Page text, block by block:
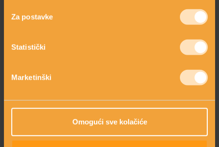
Za postavke
Statistički
Marketinški
Omogući sve kolačiće
što može doprinijeti svježem i zdravom izgledu kože.
posebno u 40-ima. Nedostatak hidratacije može rezultirati
suhom, grubom kožom te pojavom finih linija i bora. Uz
proizvodima koji potiču dubinsku hidrataciju i održavaju kožu
koraci. Blago sredstvo za čišćenje uklonit će nečistoće, a tonik